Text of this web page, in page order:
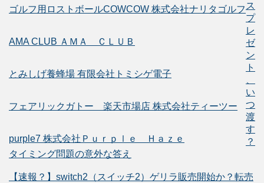
ゴルフ用ロストボールCOWCOW 株式会社ナリタゴルフ
AMA CLUB ＡＭＡ ＣＬＵＢ
とみしげ養蜂場 有限会社トミシゲ電子
フェアリックガトー 楽天市場店 株式会社ティーツー
purple7 株式会社Ｐｕｒｐｌｅ Ｈａｚｅ
ス
プ
レ
ゼ
ン
ト
い
つ
渡
す
？
タイミング問題の意外な答え
【速報？】switch2（スイッチ2）ゲリラ販売開始か？転売